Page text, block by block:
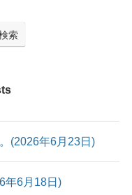
索
(2026年6月23日)
年6月18日)